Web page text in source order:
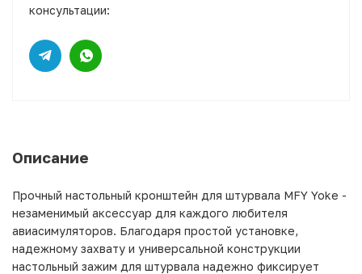
консультации:
Описание
Прочный настольный кронштейн для штурвала MFY Yoke -
незаменимый аксессуар для каждого любителя
авиасимуляторов. Благодаря простой установке,
надежному захвату и универсальной конструкции
настольный зажим для штурвала надежно фиксирует